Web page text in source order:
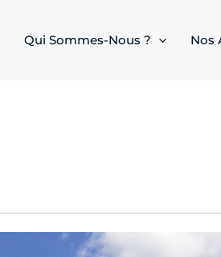
Qui Sommes-Nous ? Nos